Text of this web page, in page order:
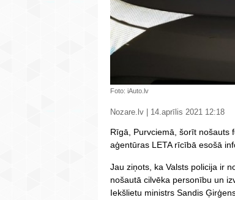
Foto: iAuto.lv
Nozare.lv | 14.aprīlis 2021 12:18
Rīgā, Purvciemā, šorīt nošauts
aģentūras LETA rīcībā esošā
Jau ziņots, ka Valsts policija ir
nošautā cilvēka personību un
Iekšlietu ministrs Sandis